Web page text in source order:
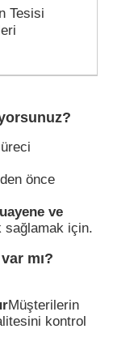
Tesisi
önce
ve
sağlamak için.
mı?
Müşterilerin
kontrol